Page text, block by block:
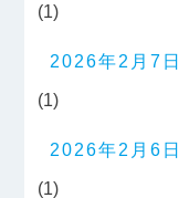
(1)
2026年2月7日
(1)
2026年2月6日
(1)